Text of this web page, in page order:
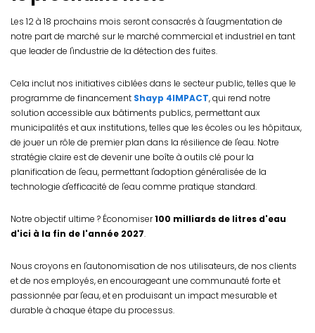
Les 12 à 18 prochains mois seront consacrés à l'augmentation de
notre part de marché sur le marché commercial et industriel en tant
que leader de l'industrie de la détection des fuites.
Cela inclut nos initiatives ciblées dans le secteur public, telles que le
programme de financement Shayp 4IMPACT, qui rend notre
solution accessible aux bâtiments publics, permettant aux
municipalités et aux institutions, telles que les écoles ou les hôpitaux,
de jouer un rôle de premier plan dans la résilience de l'eau. Notre
stratégie claire est de devenir une boîte à outils clé pour la
planification de l'eau, permettant l'adoption généralisée de la
technologie d'efficacité de l'eau comme pratique standard.
Notre objectif ultime ? Économiser100 milliards de litres d'eau
d'ici à la fin de l'année 2027.
Nous croyons en l'autonomisation de nos utilisateurs, de nos clients
et de nos employés, en encourageant une communauté forte et
passionnée par l'eau, et en produisant un impact mesurable et
durable à chaque étape du processus.